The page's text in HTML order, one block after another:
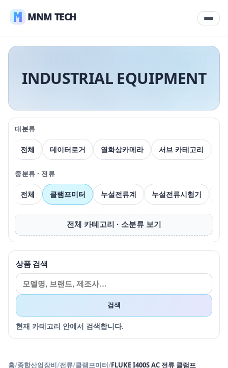
MNM TECH
INDUSTRIAL EQUIPMENT
대분류
전체 데이터로거 열화상카메라 서브 카테고리
중분류 · 전류
전체 클램프미터 누설전류계 누설전류시험기
전체 카테고리 · 소분류 보기
상품 검색
검색
현재 카테고리 안에서 검색합니다.
홈/종합산업장비/전류/클램프미터/FLUKE I400S AC 전류 클램프